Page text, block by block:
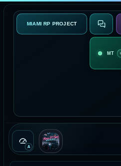
MIAMI RP PROJECT
A